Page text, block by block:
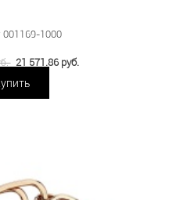
001169-1000
21 571.86 руб.